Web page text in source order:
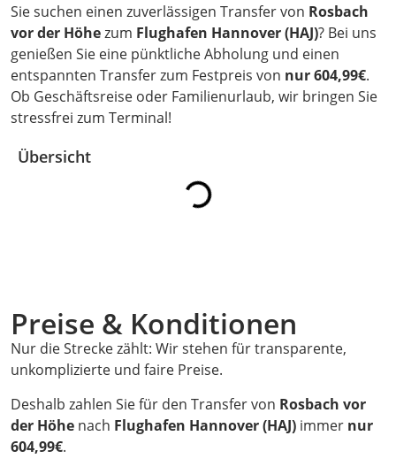
Sie suchen einen zuverlässigen Transfer von Rosbach
vor der Höhezum Flughafen Hannover (HAJ)? Bei uns
genießen Sie eine pünktliche Abholung und einen
entspannten Transfer zum Festpreis von nur 604,99€.
Ob Geschäftsreise oder Familienurlaub, wir bringen Sie
stressfrei zum Terminal!
Übersicht
Preise & Konditionen
Nur die Strecke zählt: Wir stehen für transparente,
unkomplizierte und faire Preise.
Deshalb zahlen Sie für den Transfer von Rosbach vor
der Höhe nach Flughafen Hannover (HAJ) immer nur
604,99€.